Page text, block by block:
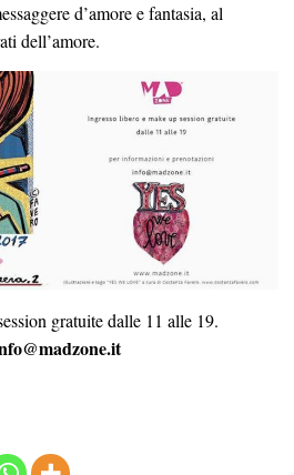
d’amore e fantasia, al
dell’amore.
gratuite dalle 11 alle 19.